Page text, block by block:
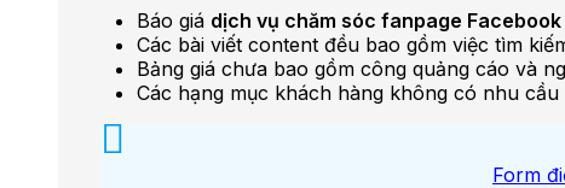
Báo giá dịch vụ chăm sóc fanpage Facebook
Các bài viết content đều bao gồm việc tìm
Bảng giá chưa bao gồm công quảng cáo và
Các hạng mục khách hàng không có nhu
Form